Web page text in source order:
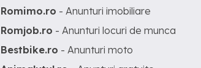
Romimo.ro - Anunturi imobiliare
Romjob.ro - Anunturi locuri de munca
Bestbike.ro - Anunturi moto